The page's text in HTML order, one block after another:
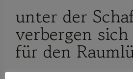
unter der
verbergen
für den